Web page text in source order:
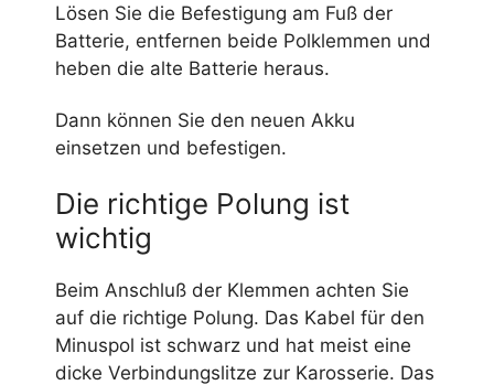
Lösen Sie die Befestigung am Fuß der
Batterie, entfernen beide Polklemmen und
heben die alte Batterie heraus.
Dann können Sie den neuen Akku
einsetzen und befestigen.
Die richtige Polung ist
wichtig
Beim Anschluß der Klemmen achten Sie
auf die richtige Polung. Das Kabel für den
Minuspol ist schwarz und hat meist eine
dicke Verbindungslitze zur Karosserie. Das